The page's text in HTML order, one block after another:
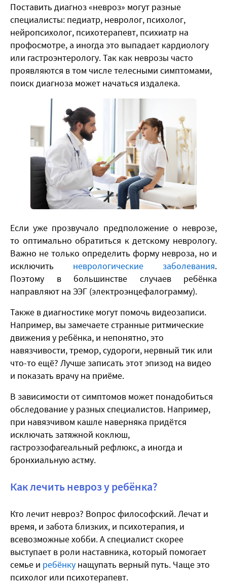
Поставить диагноз «невроз» могут разные
специалисты: педиатр, невролог, психолог,
нейропсихолог, психотерапевт, психиатр на
профосмотре, а иногда это выпадает кардиологу
или гастроэнтерологу. Так как неврозы часто
проявляются в том числе телесными симптомами,
поиск диагноза может начаться издалека.
​Если уже прозвучало предположение о неврозе,
то оптимально обратиться к детскому неврологу.
Важно не только определить форму невроза, но и
исключить неврологические заболевания.
Поэтому в большинстве случаев ребёнка
направляют на ЭЭГ (электроэнцефалограмму).
Также в диагностике могут помочь видеозаписи.
Например, вы замечаете странные ритмические
движения у ребёнка, и непонятно, это
навязчивости, тремор, судороги, нервный тик или
что-то ещё? Лучше записать этот эпизод на видео
и показать врачу на приёме.
В зависимости от симптомов может понадобиться
обследование у разных специалистов. Например,
при навязчивом кашле наверняка придётся
исключать затяжной коклюш,
гастроэзофагеальный рефлюкс, а иногда и
бронхиальную астму.
Как лечить невроз у ребёнка?
Кто лечит невроз? Вопрос философский. Лечат и
время, и забота близких, и психотерапия, и
всевозможные хобби. А специалист скорее
выступает в роли наставника, который помогает
семье и ребёнку нащупать верный путь. Чаще это
психолог или психотерапевт.